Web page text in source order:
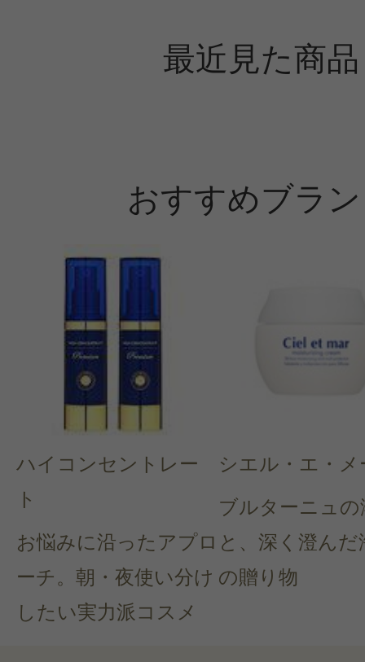
最近見た商品
おすすめブラ
ハイコンセントレー
ト
お悩みに沿ったアプロ
ーチ。朝・夜使い分け
したい実力派コスメ
シエル・エ・メ
ブルターニュの
と、深く澄んだ
の贈り物